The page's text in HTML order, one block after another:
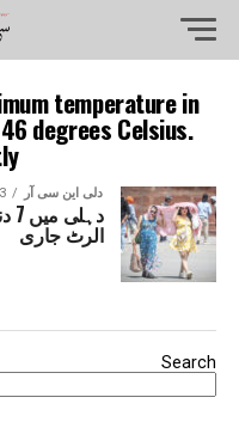
temperature in
degrees Celsius.
دلی این سی آر 3 months ago
الرٹ جاری
Search